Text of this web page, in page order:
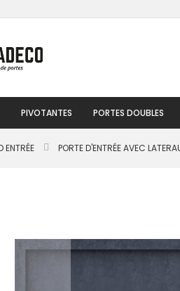
PIVOTANTES PORTES DOUBLES
ENTRÉE PORTE D'ENTRÉE AVEC